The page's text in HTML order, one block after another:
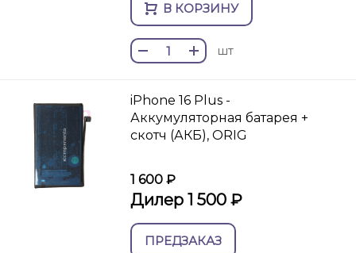
В КОРЗИНУ
шт
iPhone 16 Plus -
Аккумуляторная батарея +
скотч (АКБ), ORIG
1 600 ₽
Дилер 1 500 ₽
ПРЕДЗАКАЗ